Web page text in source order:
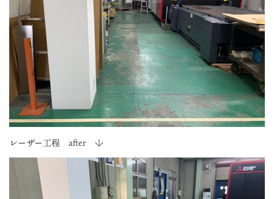
レーザー工程 after ↓